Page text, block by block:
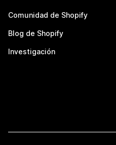
Comunidad de Shopify
Blog de Shopify
Investigación